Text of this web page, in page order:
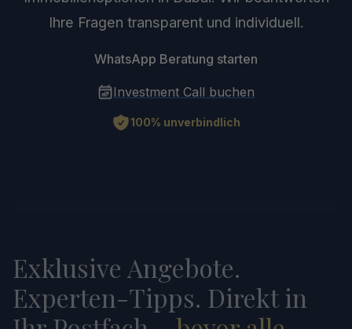
Ihre Fragen transparent und individuell.
WhatsApp Beratung starten
Investment Call buchen
100% unverbindlich
Exklusive Angebote.
Experten-Tipps. Direkt in